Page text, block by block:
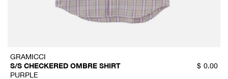
GRAMICCI
S/S CHECKERED OMBRE SHIRT
PURPLE
$ 0.00